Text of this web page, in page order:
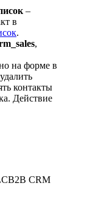
–
в
.
,
на форме в
контакты
Действие
B2B CRM